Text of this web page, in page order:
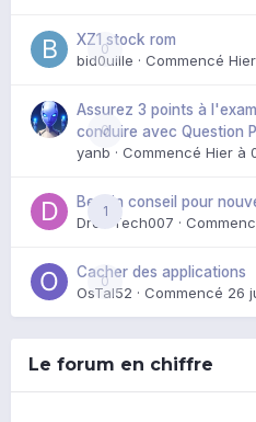
0
XZ1 stock rom
bid0uille · Commencé
0
Assurez 3 points à
conduire avec Question
yanb · Commencé Hier à
1
Besoin conseil pour
DroidTech007 ·
0
Cacher des applications
OsTal52 · Commencé 26
Le forum en chiffre